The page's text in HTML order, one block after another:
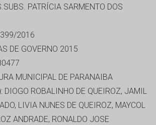
PATRÍCIA SARMENTO DOS
2016
DE GOVERNO 2015
MUNICIPAL DE PARANAIBA
DIOGO ROBALINHO DE QUEIROZ, JAMIL
LIVIA NUNES DE QUEIROZ, MAYCOL
ANDRADE, RONALDO JOSE